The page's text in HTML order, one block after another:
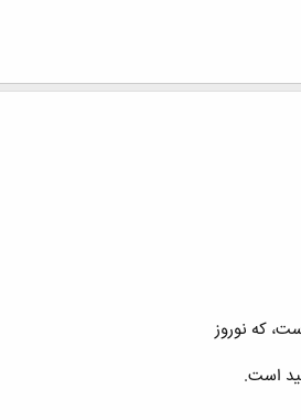
كه نوروز
است.